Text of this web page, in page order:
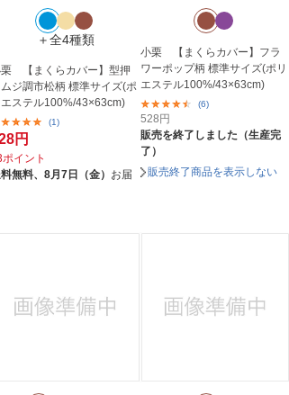
＋全4種類
【まくらカバー】型押
ムジ調市松柄 標準サイズ(ポ
エステル100%/43×63cm)
(1)
円
ポイント
無料、8月7日（金） お届
小栗 【まくらカバー】フラ
ワーポップ柄 標準サイズ(ポリ
エステル100%/43×63cm)
(6)
528 円
販売を終了しました（生産完
了）
販売終了商品を表示しない